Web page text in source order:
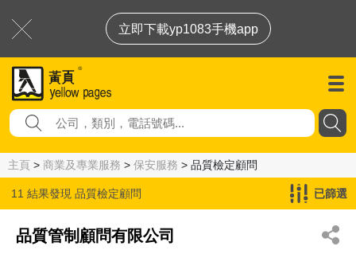
立即下載yp1083手機app
主頁 > 商業及專業服務 > 保安服務 > 品質檢定顧問
11 結果發現 品質檢定顧問 已篩選
品質管制顧問有限公司